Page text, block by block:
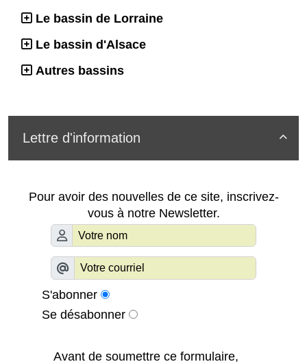
Le bassin de Lorraine
Le bassin d'Alsace
Autres bassins

Lettre d'information
Pour avoir des nouvelles de ce site, inscrivez-
vous à notre Newsletter.
S'abonner
Se désabonner
Avant de soumettre ce formulaire,